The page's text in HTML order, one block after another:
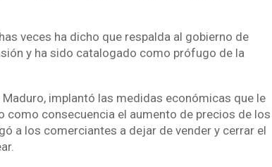
veces ha dicho que respalda al gobierno de
y ha sido catalogado como prófugo de la
implantó las medidas económicas que le
consecuencia el aumento de precios de los
a los comerciantes a dejar de vender y cerrar el